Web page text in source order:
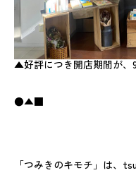
▲好評につき開店期間が、
●▲■
「つみきのキモチ」は、